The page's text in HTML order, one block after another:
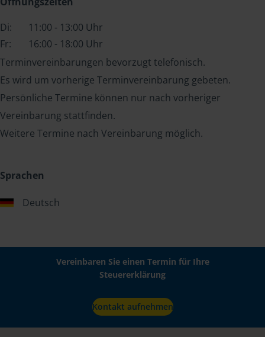
Di:
11:00 - 13:00 Uhr
Fr:
16:00 - 18:00 Uhr
Terminvereinbarungen bevorzugt telefonisch.
Es wird um vorherige Terminvereinbarung gebeten.
Persönliche Termine können nur nach vorheriger
Vereinbarung stattfinden.
Weitere Termine nach Vereinbarung möglich.
Sprachen
Deutsch
Vereinbaren Sie einen Termin für Ihre
Steuererklärung
Kontakt aufnehmen